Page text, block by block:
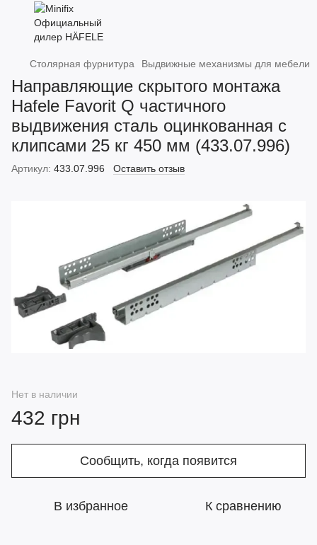
Столярная фурнитура Выдвижные механизмы для мебели
Направляющие скрытого монтажа
Hafele Favorit Q частичного
выдвижения сталь оцинкованная с
клипсами 25 кг 450 мм (433.07.996)
Артикул: 433.07.996 Оставить отзыв
Нет в наличии
432 грн
Сообщить, когда появится
В избранное К сравнению